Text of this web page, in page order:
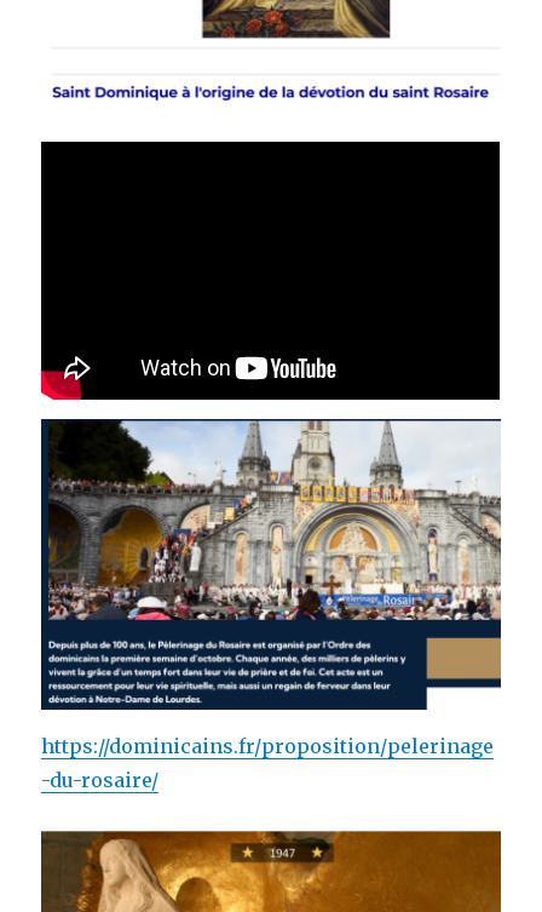
https://dominicains.fr/proposition/pelerinage
-du-rosaire/